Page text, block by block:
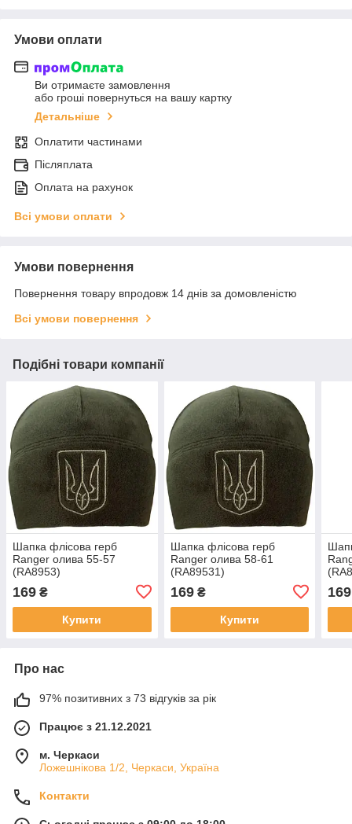
Умови оплати
Ви отримаєте замовлення
або гроші повернуться на вашу картку
Детальніше
Оплатити частинами
Післяплата
Оплата на рахунок
Всі умови оплати
Умови повернення
Повернення товару впродовж 14 днів за домовленістю
Всі умови повернення
Подібні товари компанії
Шапка флісова герб
Ranger олива 55-57
(RA8953)
169 ₴
Купити
Шапка флісова герб
Ranger олива 58-61
(RA89531)
169₴
Купити
169
Про нас
97% позитивних з 73 відгуків за рік
Працює з 21.12.2021
м. Черкаси
Ложешнікова 1/2, Черкаси, Україна
Контакти